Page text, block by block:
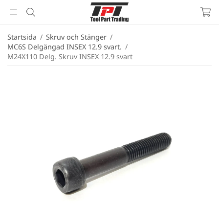
Startsida / Skruv och Stänger /
MC6S Delgängad INSEX 12.9 svart. /
M24X110 Delg. Skruv INSEX 12.9 svart